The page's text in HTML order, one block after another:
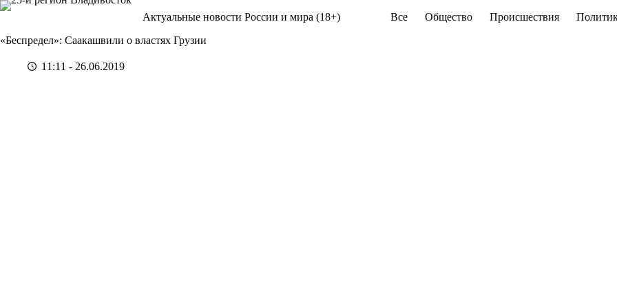
Перейти
Актуальные новости России и мира (18+) Все Общество Происшествия
«Беспредел»: Саакашвили о властях Грузии
11:11 - 26.06.2019